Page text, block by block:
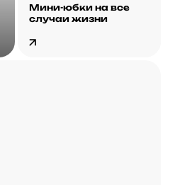
Мини-юбки на все
случаи жизни